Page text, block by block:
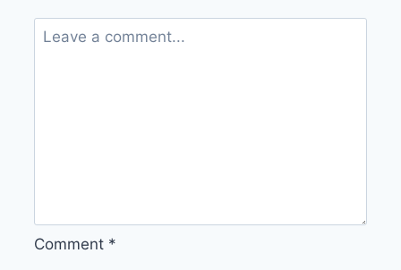
Comment *